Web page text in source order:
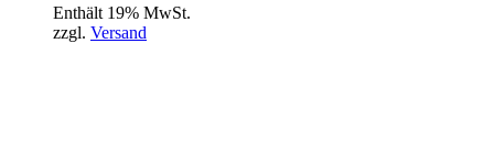
Enthält 19% MwSt.
zzgl. Versand